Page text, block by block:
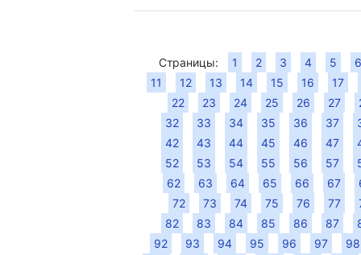
Страницы: 1 2 3 4 5
6
11
12 13 14 15 16
17
22
23 24 25 26 27
32
33 34 35 36 37
42
43 44 45 46 47
52
53 54 55 56 57
62
63 64 65 66 67
72
73 74 75 76 77
82
83 84 85 86 87
92
93 94 95 96 97 98